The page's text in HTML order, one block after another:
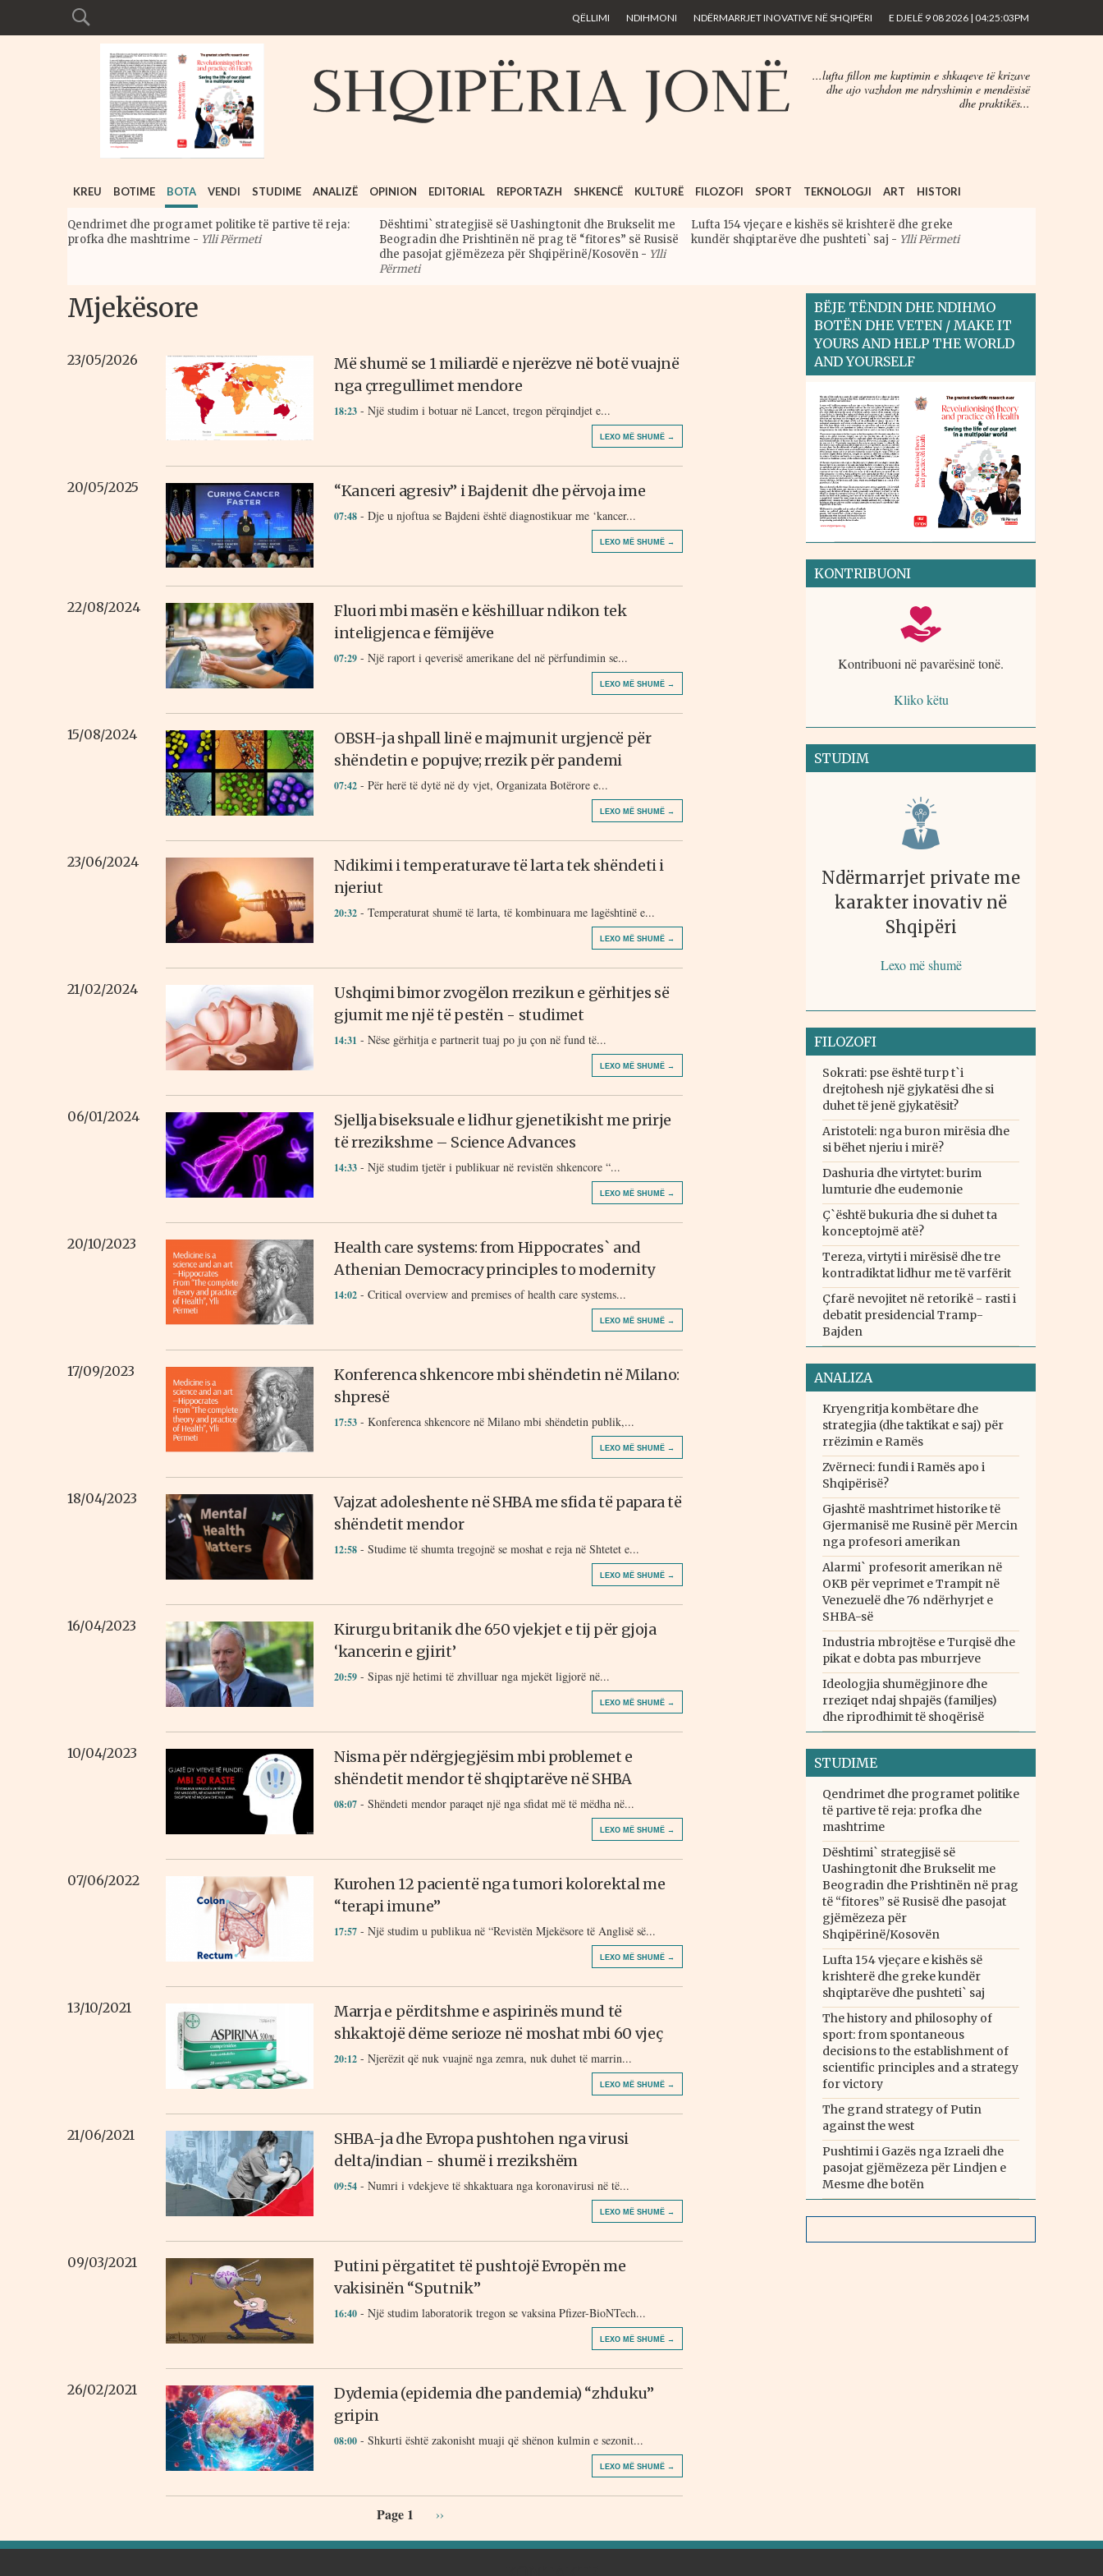
main
content
QËLLIMI NDIHMONI NDËRMARRJET INOVATIVE NË SHQIPËRI E DJELË 9 08 2026 | 04:25:03PM
...lufta fillon me kuptimin e shkaqeve të krizave
dhe ajo vazhdon me ndryshimin e mendësisë
dhe praktikës...
KREU BOTIME BOTA VENDI STUDIME ANALIZË OPINION EDITORIAL REPORTAZH SHKENCË KULTURË FILOZOFI SPORT TEKNOLOGJI ART HISTORI
Qendrimet dhe programet politike të partive të reja:
profka dhe mashtrime - Ylli Përmeti
Dështimi` strategjisë së Uashingtonit dhe Brukselit me
Beogradin dhe Prishtinën në prag të “fitores” së Rusisë
dhe pasojat gjëmëzeza për Shqipërinë/Kosovën - Ylli
Përmeti
Lufta 154 vjeçare e kishës së krishterë dhe greke
kundër shqiptarëve dhe pushteti` saj - Ylli Përmeti
Mjekësore
23/05/2026
Më shumë se 1 miliardë e njerëzve në botë vuajnë
nga çrregullimet mendore
18:23 - Një studim i botuar në Lancet, tregon përqindjet e...
LEXO MË SHUMË →
20/05/2025 “Kanceri agresiv” i Bajdenit dhe përvoja ime
07:48 - Dje u njoftua se Bajdeni është diagnostikuar me ‘kancer...
LEXO MË SHUMË →
22/08/2024
Fluori mbi masën e këshilluar ndikon tek
inteligjenca e fëmijëve
07:29 - Një raport i qeverisë amerikane del në përfundimin se...
LEXO MË SHUMË →
15/08/2024
OBSH-ja shpall linë e majmunit urgjencë për
shëndetin e popujve; rrezik për pandemi
07:42 - Për herë të dytë në dy vjet, Organizata Botërore e...
LEXO MË SHUMË →
23/06/2024
Ndikimi i temperaturave të larta tek shëndeti i
njeriut
20:32 - Temperaturat shumë të larta, të kombinuara me lagështinë e...
LEXO MË SHUMË →
21/02/2024
Ushqimi bimor zvogëlon rrezikun e gërhitjes së
gjumit me një të pestën - studimet
14:31 - Nëse gërhitja e partnerit tuaj po ju çon në fund të...
LEXO MË SHUMË →
06/01/2024
Sjellja biseksuale e lidhur gjenetikisht me prirje
të rrezikshme – Science Advances
14:33 - Një studim tjetër i publikuar në revistën shkencore “...
LEXO MË SHUMË →
20/10/2023
Health care systems: from Hippocrates` and
Athenian Democracy principles to modernity
14:02 - Critical overview and premises of health care systems...
LEXO MË SHUMË →
17/09/2023
Konferenca shkencore mbi shëndetin në Milano:
shpresë
17:53 - Konferenca shkencore në Milano mbi shëndetin publik,...
LEXO MË SHUMË →
18/04/2023
Vajzat adoleshente në SHBA me sfida të papara të
shëndetit mendor
12:58 - Studime të shumta tregojnë se moshat e reja në Shtetet e...
LEXO MË SHUMË →
16/04/2023
Kirurgu britanik dhe 650 vjekjet e tij për gjoja
‘kancerin e gjirit’
20:59 - Sipas një hetimi të zhvilluar nga mjekët ligjorë në...
LEXO MË SHUMË →
10/04/2023
Nisma për ndërgjegjësim mbi problemet e
shëndetit mendor të shqiptarëve në SHBA
08:07 - Shëndeti mendor paraqet një nga sfidat më të mëdha në...
LEXO MË SHUMË →
07/06/2022
Kurohen 12 pacientë nga tumori kolorektal me
“terapi imune”
17:57 - Një studim u publikua në “Revistën Mjekësore të Anglisë së...
LEXO MË SHUMË →
13/10/2021
Marrja e përditshme e aspirinës mund të
shkaktojë dëme serioze në moshat mbi 60 vjeç
20:12 - Njerëzit që nuk vuajnë nga zemra, nuk duhet të marrin...
LEXO MË SHUMË →
21/06/2021
SHBA-ja dhe Evropa pushtohen nga virusi
delta/indian - shumë i rrezikshëm
09:54 - Numri i vdekjeve të shkaktuara nga koronavirusi në të...
LEXO MË SHUMË →
09/03/2021
Putini përgatitet të pushtojë Evropën me
vakisinën “Sputnik”
16:40 - Një studim laboratorik tregon se vaksina Pfizer-BioNTech...
LEXO MË SHUMË →
26/02/2021
Dydemia (epidemia dhe pandemia) “zhduku”
gripin
08:00 - Shkurti është zakonisht muaji që shënon kulmin e sezonit...
LEXO MË SHUMË →
Page 1 ››
BËJE TËNDIN DHE NDIHMO
BOTËN DHE VETEN / MAKE IT
YOURS AND HELP THE WORLD
AND YOURSELF
KONTRIBUONI
Kontribuoni në pavarësinë tonë.
Kliko këtu
STUDIM
Ndërmarrjet private me
karakter inovativ në
Shqipëri
Lexo më shumë
FILOZOFI
Sokrati: pse është turp t`i
drejtohesh një gjykatësi dhe si
duhet të jenë gjykatësit?
Aristoteli: nga buron mirësia dhe
si bëhet njeriu i mirë?
Dashuria dhe virtytet: burim
lumturie dhe eudemonie
Ç`është bukuria dhe si duhet ta
konceptojmë atë?
Tereza, virtyti i mirësisë dhe tre
kontradiktat lidhur me të varfërit
Çfarë nevojitet në retorikë - rasti i
debatit presidencial Tramp-
Bajden
ANALIZA
Kryengritja kombëtare dhe
strategjia (dhe taktikat e saj) për
rrëzimin e Ramës
Zvërneci: fundi i Ramës apo i
Shqipërisë?
Gjashtë mashtrimet historike të
Gjermanisë me Rusinë për Mercin
nga profesori amerikan
Alarmi` profesorit amerikan në
OKB për veprimet e Trampit në
Venezuelë dhe 76 ndërhyrjet e
SHBA-së
Industria mbrojtëse e Turqisë dhe
pikat e dobta pas mburrjeve
Ideologjia shumëgjinore dhe
rreziqet ndaj shpajës (familjes)
dhe riprodhimit të shoqërisë
STUDIME
Qendrimet dhe programet politike
të partive të reja: profka dhe
mashtrime
Dështimi` strategjisë së
Uashingtonit dhe Brukselit me
Beogradin dhe Prishtinën në prag
të “fitores” së Rusisë dhe pasojat
gjëmëzeza për
Shqipërinë/Kosovën
Lufta 154 vjeçare e kishës së
krishterë dhe greke kundër
shqiptarëve dhe pushteti` saj
The history and philosophy of
sport: from spontaneous
decisions to the establishment of
scientific principles and a strategy
for victory
The grand strategy of Putin
against the west
Pushtimi i Gazës nga Izraeli dhe
pasojat gjëmëzeza për Lindjen e
Mesme dhe botën